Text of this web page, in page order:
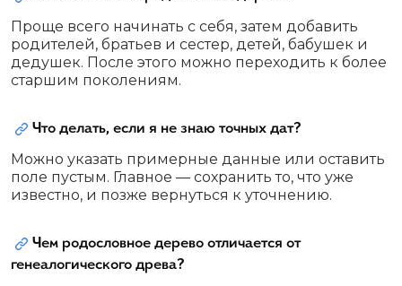
Проще всего начинать с себя, затем добавить
родителей, братьев и сестер, детей, бабушек и
дедушек. После этого можно переходить к более
старшим поколениям.
Что делать, если я не знаю точных дат?
Можно указать примерные данные или оставить
поле пустым. Главное — сохранить то, что уже
известно, и позже вернуться к уточнению.
Чем родословное дерево отличается от
генеалогического древа?